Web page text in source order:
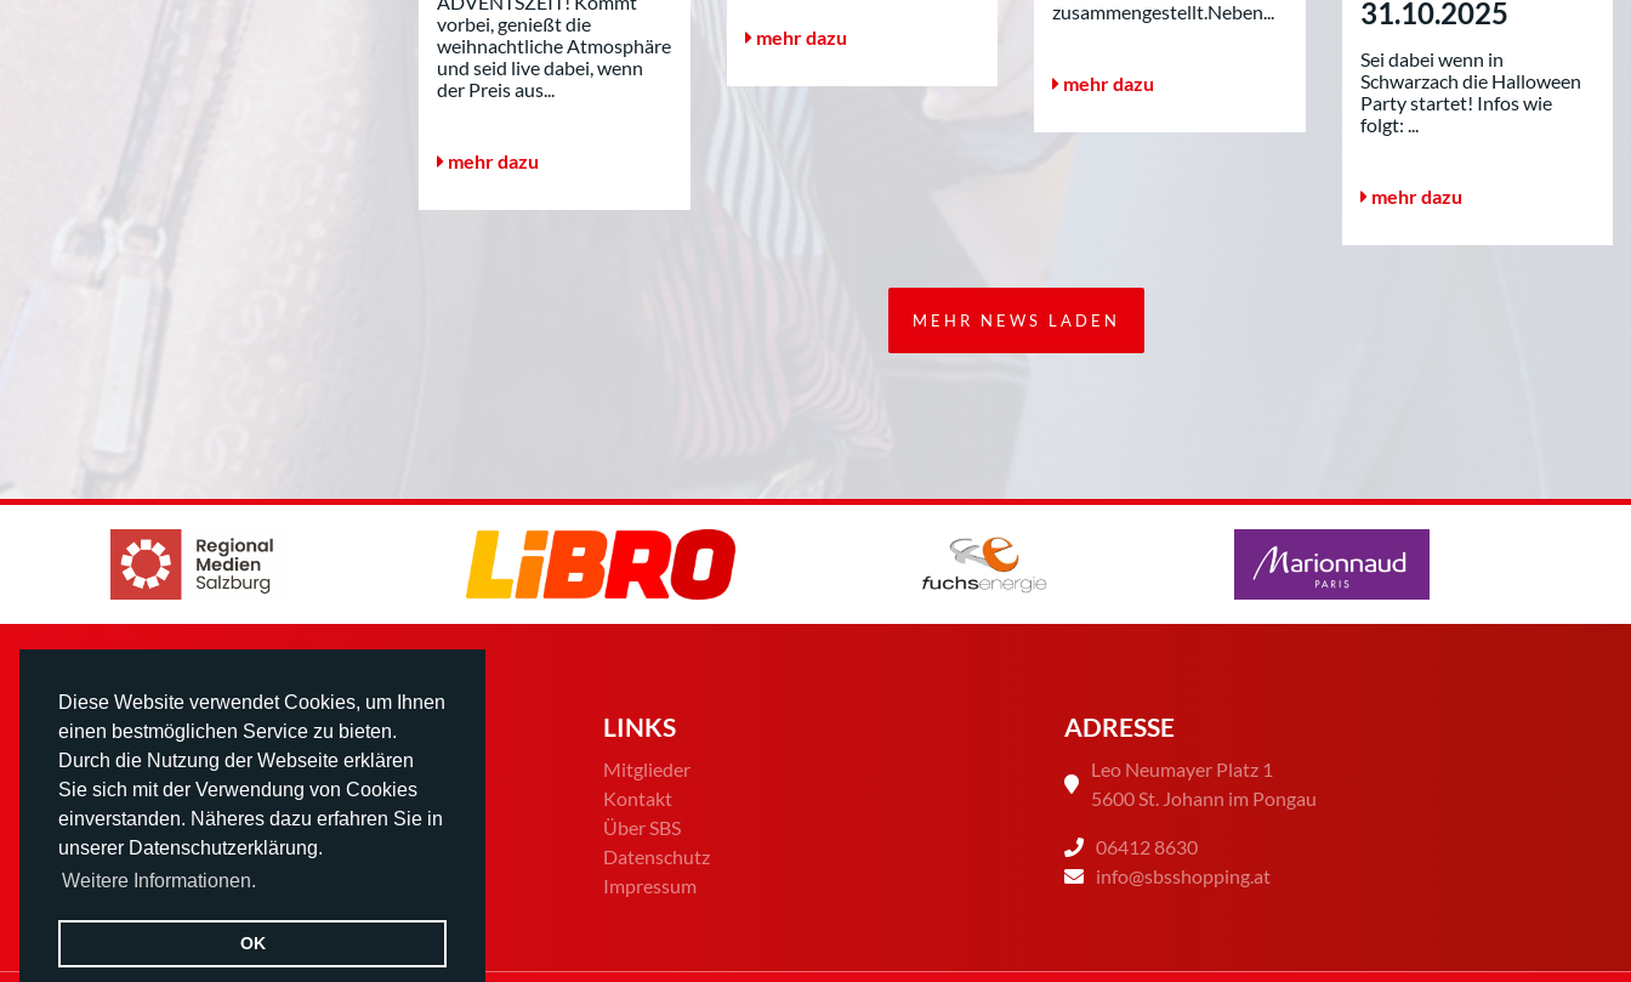
Diese Website verwendet Cookies, um Ihnen
einen bestmöglichen Service zu bieten.
Durch die Nutzung der Webseite erklären
Sie sich mit der Verwendung von Cookies
einverstanden. Näheres dazu erfahren Sie in
unserer Datenschutzerklärung.
Weitere Informationen.
OK
zusammengestellt.Neben...
mehr dazu
mehr dazu
vorbei, genießt die
weihnachtliche Atmosphäre
und seid live dabei, wenn
der Preis aus...
mehr dazu
31.10.2025
Sei dabei wenn in
Schwarzach die Halloween
Party startet! Infos wie
folgt: ...
mehr dazu
MEHR NEWS LADEN
LINKS
Mitglieder
Kontakt
Über SBS
Datenschutz
Impressum
ADRESSE
Leo Neumayer Platz 1
5600 St. Johann im Pongau
06412 8630
info@sbsshopping.at